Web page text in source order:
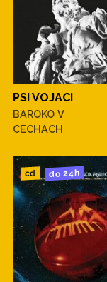
PSI VOJACI
BAROKO V
CECHACH
cd do 24h